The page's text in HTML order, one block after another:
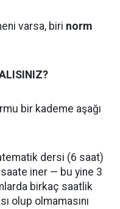
varsa, biri norm
bir kademe aşağı
dersi (6 saat)
iner — bu yine 3
birkaç saatlik
olup olmamasını